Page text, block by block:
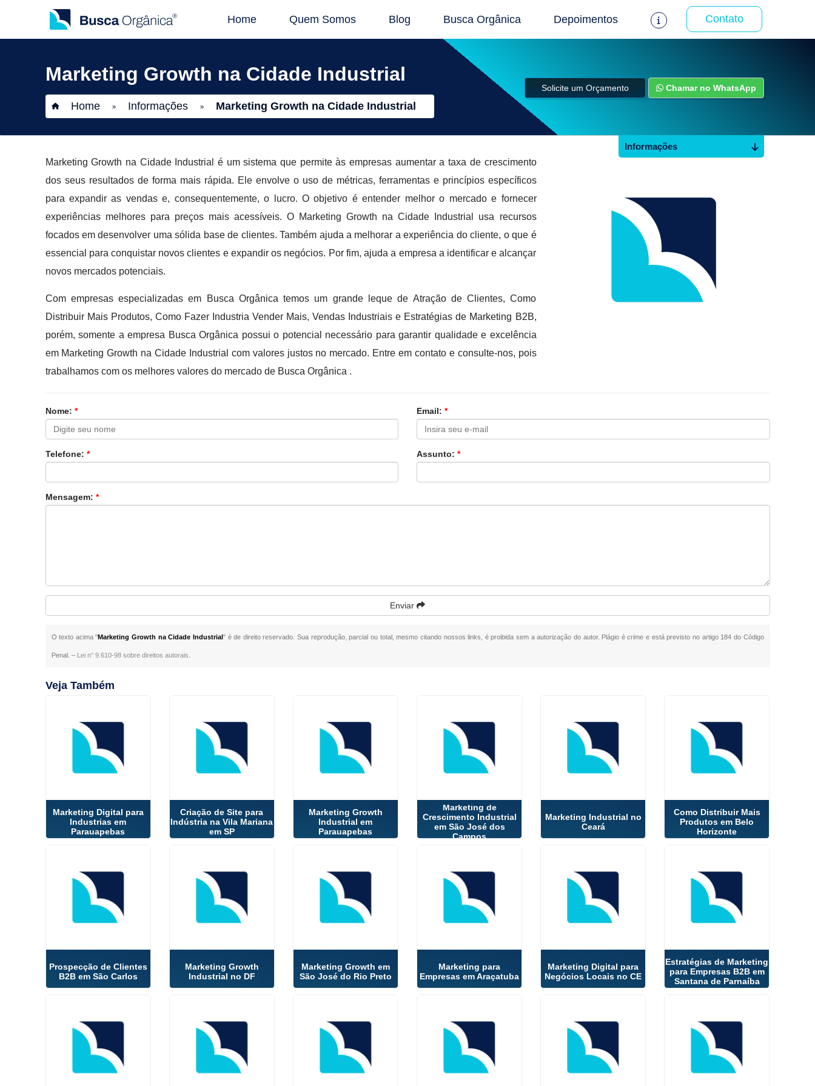
Home Quem Somos Blog Busca Orgânica Depoimentos Contato
Marketing Growth na Cidade Industrial
Home » Informações » Marketing Growth na Cidade Industrial
Solicite um Orçamento Chamar no WhatsApp
Marketing Growth na Cidade Industrial é um sistema que permite às empresas aumentar a taxa de crescimento
dos seus resultados de forma mais rápida. Ele envolve o uso de métricas, ferramentas e princípios específicos
para expandir as vendas e, consequentemente, o lucro. O objetivo é entender melhor o mercado e fornecer
experiências melhores para preços mais acessíveis. O Marketing Growth na Cidade Industrial usa recursos
focados em desenvolver uma sólida base de clientes. Também ajuda a melhorar a experiência do cliente, o que é
essencial para conquistar novos clientes e expandir os negócios. Por fim, ajuda a empresa a identificar e alcançar
novos mercados potenciais.
Com empresas especializadas em Busca Orgânica temos um grande leque de Atração de Clientes, Como
Distribuir Mais Produtos, Como Fazer Industria Vender Mais, Vendas Industriais e Estratégias de Marketing B2B,
porém, somente a empresa Busca Orgânica possui o potencial necessário para garantir qualidade e excelência
em Marketing Growth na Cidade Industrial com valores justos no mercado. Entre em contato e consulte-nos, pois
trabalhamos com os melhores valores do mercado de Busca Orgânica .
Nome: * Email: *
Telefone: * Assunto: *
Mensagem: *
Enviar
O texto acima "Marketing Growth na Cidade Industrial" é de direito reservado. Sua reprodução, parcial ou total, mesmo citando nossos links, é proibida sem a autorização do autor. Plágio é crime e está previsto no artigo 184 do Código
Penal. – Lei n° 9.610-98 sobre direitos autorais
Informações
Veja Também
Marketing Digital para
Industrias em
Parauapebas
Criação de Site para
Indústria na Vila Mariana
em SP
Marketing Growth
Industrial em
Parauapebas
Marketing de
Crescimento Industrial
em São José dos
Campos
Marketing Industrial no
Ceará
Como Distribuir Mais
Produtos em Belo
Horizonte
Prospecção de Clientes
B2B em São Carlos
Marketing Growth
Industrial no DF
Marketing Growth em
São José do Rio Preto
Marketing para
Empresas em Araçatuba
Marketing Digital para
Negócios Locais no CE
Estratégias de Marketing
para Empresas B2B em
Santana de Parnaíba